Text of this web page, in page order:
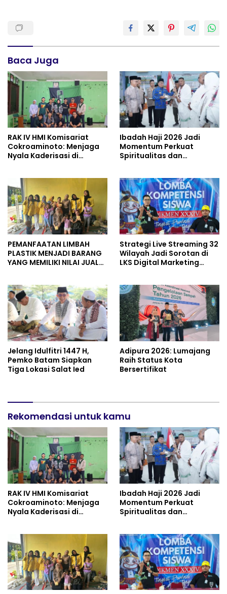
Baca Juga
RAK IV HMI Komisariat
Cokroaminoto: Menjaga
Nyala Kaderisasi di
Ibadah Haji 2026 Jadi
Momentum Perkuat
Spiritualitas dan
PEMANFAATAN LIMBAH
PLASTIK MENJADI BARANG
YANG MEMILIKI NILAI JUAL
Strategi Live Streaming 32
Wilayah Jadi Sorotan di
LKS Digital Marketing
Jelang Idulfitri 1447 H,
Pemko Batam Siapkan
Tiga Lokasi Salat Ied
Adipura 2026: Lumajang
Raih Status Kota
Bersertifikat
Rekomendasi untuk kamu
RAK IV HMI Komisariat
Cokroaminoto: Menjaga
Nyala Kaderisasi di
Ibadah Haji 2026 Jadi
Momentum Perkuat
Spiritualitas dan